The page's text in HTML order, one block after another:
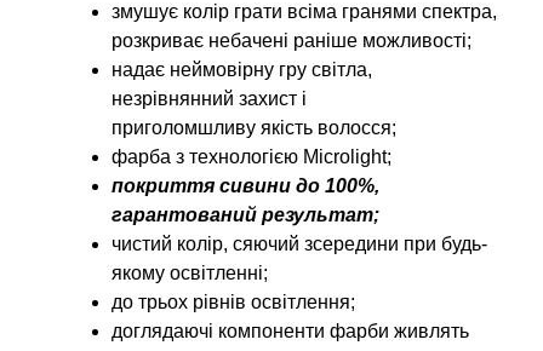
змушує колір грати всіма гранями спектра,
розкриває небачені раніше можливості;
надає неймовірну гру світла,
незрівнянний захист і
приголомшливу якість волосся;
фарба з технологією Microlight;
покриття сивини до 100%,
гарантований результат;
чистий колір, сяючий зсередини при будь-
якому освітленні;
до трьох рівнів освітлення;
доглядаючі компоненти фарби живлять